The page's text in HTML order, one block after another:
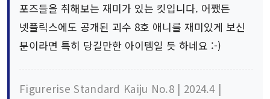
포즈들을 취해보는 재미가 있는 킷입니다. 어쨌든
넷플릭스에도 공개된 괴수 8호 애니를 재미있게 보신
분이라면 특히 당길만한 아이템일 듯 하네요 :-)
Figurerise Standard Kaiju No.8 | 2024.4 |